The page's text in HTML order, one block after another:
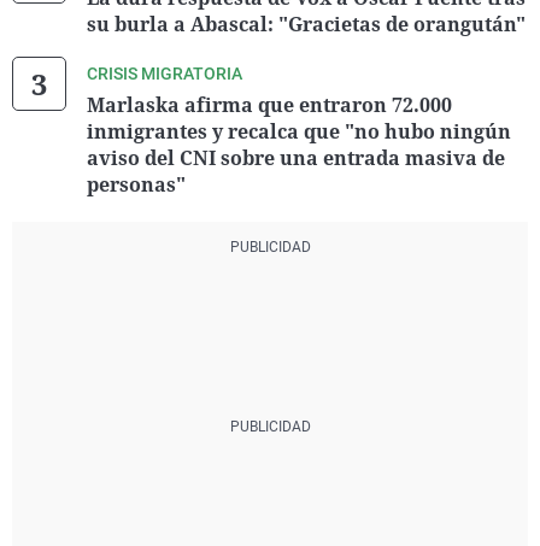
su burla a Abascal: "Gracietas de orangután"
CRISIS MIGRATORIA
Marlaska afirma que entraron 72.000
inmigrantes y recalca que "no hubo ningún
aviso del CNI sobre una entrada masiva de
personas"